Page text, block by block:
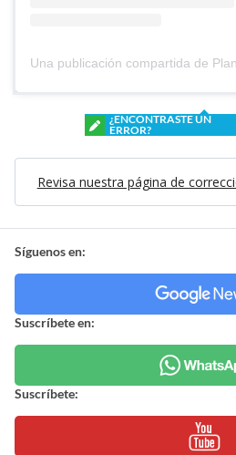
¿ENCONTRASTE UN
ERROR?
Revisa nuestra página de
Síguenos en:
Suscríbete en:
Suscríbete: